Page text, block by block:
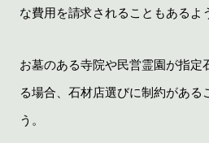
な費用を請求されることもあるよ
お墓のある寺院や民営霊園が指定
る場合、石材店選びに制約がある
う。